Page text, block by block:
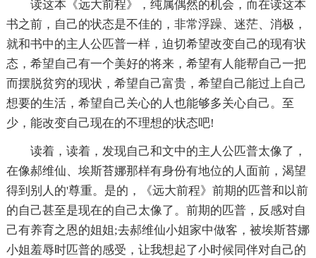
读这本《远大前程》，纯属偶然的机会，而在读这本
书之前，自己的状态是不佳的，非常浮躁、迷茫、消极，
就和书中的主人公匹普一样，迫切希望改变自己的现有状
态，希望自己有一个美好的将来，希望有人能帮自己一把
而摆脱贫穷的现状，希望自己富贵，希望自己能过上自己
想要的生活，希望自己关心的人也能够多关心自己。至
少，能改变自己现在的不理想的状态吧!
读着，读着，发现自己和文中的主人公匹普太像了，
在像郝维仙、埃斯苔娜那样有身份有地位的人面前，渴望
得到别人的'尊重。是的，《远大前程》前期的匹普和以前
的自己甚至是现在的自己太像了。前期的匹普，反感对自
己有养育之恩的姐姐;去郝维仙小姐家中做客，被埃斯苔娜
小姐羞辱时匹普的感受，让我想起了小时候同伴对自己的